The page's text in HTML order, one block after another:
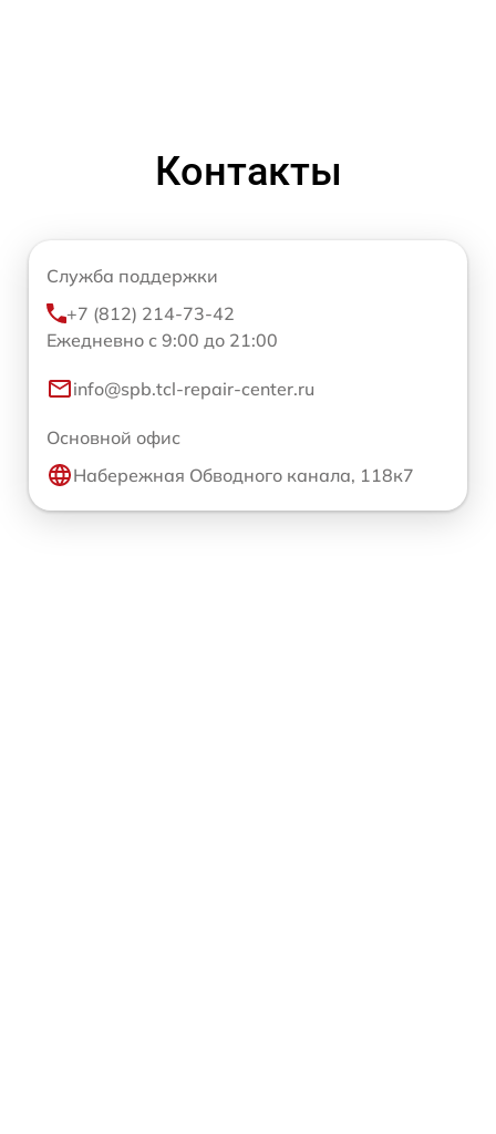
Контакты
Служба поддержки
+7 (812) 214-73-42
Ежедневно с 9:00 до 21:00
info@spb.tcl-repair-center.ru
Основной офис
Набережная Обводного канала, 118к7